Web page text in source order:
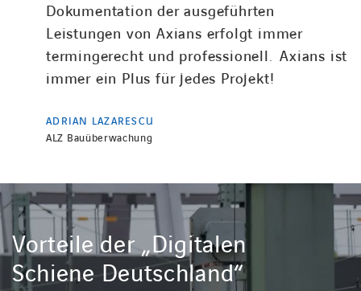
Dokumentation der ausgeführten
Leistungen von Axians erfolgt immer
termingerecht und professionell. Axians ist
immer ein Plus für jedes Projekt!
ADRIAN LAZARESCU
ALZ Bauüberwachung
Vorteile der „Digitalen
Schiene Deutschland“